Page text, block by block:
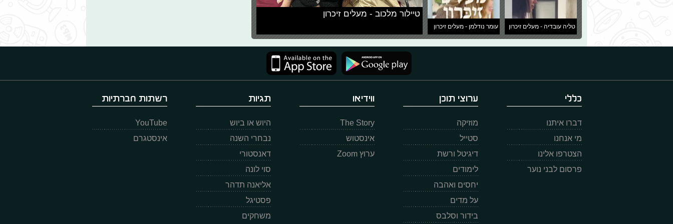
טליה עובדיה - מעלים זיכרון עומר נודלמן - מעלים זיכרון
טיילור מלכוב - מעלים זיכרון
כללי
דברו איתנו
מי אנחנו
הצטרפו אלינו
פרסום לבני נוער
ערוצי תוכן
מוזיקה
סטייל
דיגיטל ורשת
לימודים
יחסים ואהבה
על מדים
בידור וסלבס
ווידיאו
The Story
אינסטוש
ערוץ Zoom
תגיות
היוש או ביוש
נבחרי השנה
דאנסטורי
סוי לונה
אליאנה תדהר
פסטיגל
משחקים
רשתות חברתיות
YouTube
אינסטגרם